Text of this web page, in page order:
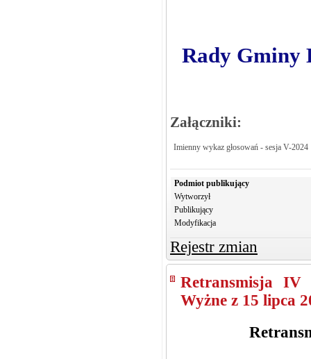
Rady Gminy
Załączniki:
Imienny wykaz głosowań - sesja V-2024
Podmiot publikujący
Wytworzył
Publikujący
Modyfikacja
Rejestr zmian
Retransmisja IV
Wyżne z 15 lipca